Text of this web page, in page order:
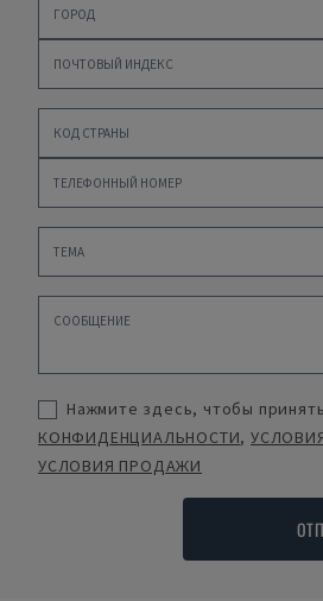
Нажмите здесь, чтобы
КОНФИДЕНЦИАЛЬНОСТИ,
УСЛОВИЯ ПРОДАЖИ